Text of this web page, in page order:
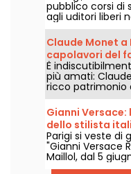
pubblico corsi di
agli uditori liberi
Louvre, ogni
Anche
periodicamente
diventare esperti
Claude Monet
capolavori del
impressionista
È
più amati:
ricco patrimonio
molte delle quali
Parigi. Seguite la
Gianni
dello stilista
proroghe
Parigi si veste di
"Gianni Versace
Maillol, dal 5
barocco e